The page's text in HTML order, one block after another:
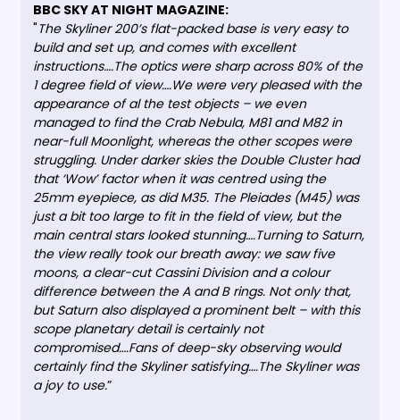
BBC SKY AT NIGHT MAGAZINE:
"The Skyliner 200’s flat-packed base is very easy to
build and set up, and comes with excellent
instructions….The optics were sharp across 80% of the
1 degree field of view….We were very pleased with the
appearance of al the test objects – we even
managed to find the Crab Nebula, M81 and M82 in
near-full Moonlight, whereas the other scopes were
struggling. Under darker skies the Double Cluster had
that ‘Wow’ factor when it was centred using the
25mm eyepiece, as did M35. The Pleiades (M45) was
just a bit too large to fit in the field of view, but the
main central stars looked stunning….Turning to Saturn,
the view really took our breath away: we saw five
moons, a clear-cut Cassini Division and a colour
difference between the A and B rings. Not only that,
but Saturn also displayed a prominent belt – with this
scope planetary detail is certainly not
compromised….Fans of deep-sky observing would
certainly find the Skyliner satisfying….The Skyliner was
a joy to use.”